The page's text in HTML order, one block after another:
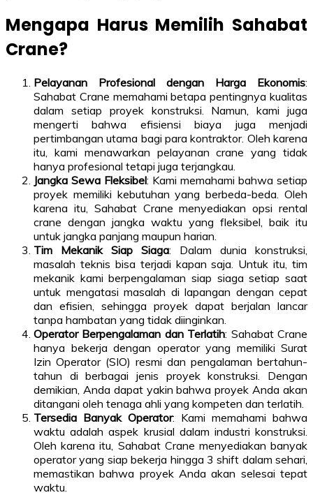
Mengapa Harus Memilih Sahabat
Crane?
Pelayanan Profesional dengan Harga Ekonomis:
Sahabat Crane memahami betapa pentingnya kualitas
dalam setiap proyek konstruksi. Namun, kami juga
mengerti bahwa efisiensi biaya juga menjadi
pertimbangan utama bagi para kontraktor. Oleh karena
itu, kami menawarkan pelayanan crane yang tidak
hanya profesional tetapi juga terjangkau.
Jangka Sewa Fleksibel: Kami memahami bahwa setiap
proyek memiliki kebutuhan yang berbeda-beda. Oleh
karena itu, Sahabat Crane menyediakan opsi rental
crane dengan jangka waktu yang fleksibel, baik itu
untuk jangka panjang maupun harian.
Tim Mekanik Siap Siaga: Dalam dunia konstruksi,
masalah teknis bisa terjadi kapan saja. Untuk itu, tim
mekanik kami berpengalaman siap siaga setiap saat
untuk mengatasi masalah di lapangan dengan cepat
dan efisien, sehingga proyek dapat berjalan lancar
tanpa hambatan yang tidak diinginkan.
Operator Berpengalaman dan Terlatih: Sahabat Crane
hanya bekerja dengan operator yang memiliki Surat
Izin Operator (SIO) resmi dan pengalaman bertahun-
tahun di berbagai jenis proyek konstruksi. Dengan
demikian, Anda dapat yakin bahwa proyek Anda akan
ditangani oleh tenaga ahli yang kompeten dan terlatih.
Tersedia Banyak Operator: Kami memahami bahwa
waktu adalah aspek krusial dalam industri konstruksi.
Oleh karena itu, Sahabat Crane menyediakan banyak
operator yang siap bekerja hingga 3 shift dalam sehari,
memastikan bahwa proyek Anda akan selesai tepat
waktu.